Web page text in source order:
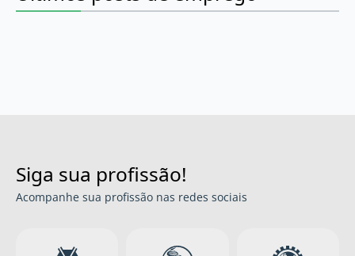
Siga sua profissão!
Acompanhe sua profissão nas redes sociais